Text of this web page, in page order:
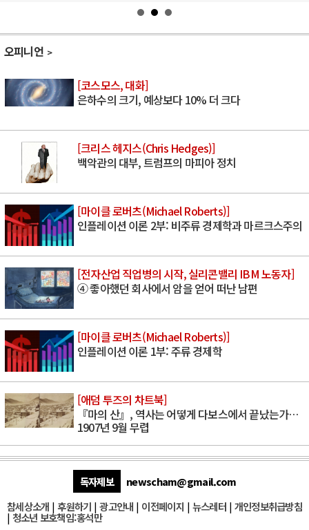
오피니언
[코스모스, 대화]
은하수의 크기, 예상보다 10% 더 크다
[크리스 헤지스(Chris Hedges)]
백악관의 대부, 트럼프의 마피아 정치
[마이클 로버츠(Michael Roberts)]
인플레이션 이론 2부: 비주류 경제학과 마르크스주의
[전자산업 직업병의 시작, 실리콘밸리 IBM 노동자]
④ 좋아했던 회사에서 암을 얻어 떠난 남편
[마이클 로버츠(Michael Roberts)]
인플레이션 이론 1부: 주류 경제학
[애덤 투즈의 차트북]
『마의 산』, 역사는 어떻게 다보스에서 끝났는가…
1907년 9월 무렵
독자제보
newscham@gmail.com
참세상소개 | 후원하기 |광고안내 | 이전페이지 | 뉴스레터| 개인정보취급방침
| 청소년 보호책임:홍석만